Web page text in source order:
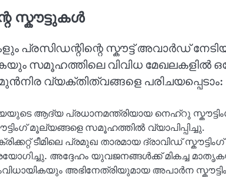
സ്കൗട്ടുകൾ
സ്കൗട്ട് അവാർഡ്
സമൂഹത്തിലെ വിവിധ മേഖലകളിൽ
വ്യക്തിത്വങ്ങളെ പരിചയപ്പെടാം:
ആദ്യ പ്രധാനമന്ത്രിയായ നെഹ്റു
മൂല്യങ്ങളെ സമൂഹത്തിൽ വ്യാപിപ്പിച്ചു.
ടീമിലെ പ്രമുഖ താരമായ ദ്രാവിഡ്
അദ്ദേഹം യുവജനങ്ങൾക്ക് മികച്ച
അഭിനേത്രിയുമായ അപാർന